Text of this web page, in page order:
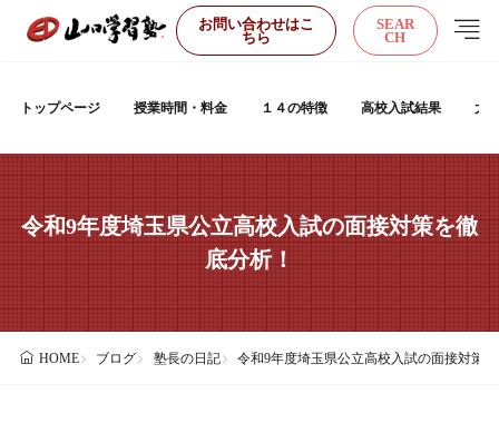
お問い合わせはこ
ちら
SEAR
CH
トップページ 授業時間・料金 １４の特徴 高校入試結果 大
令和9年度埼玉県公立高校入試の面接対策を徹
底分析！
HOME ブログ 塾長の日記 令和9年度埼玉県公立高校入試の面接対策